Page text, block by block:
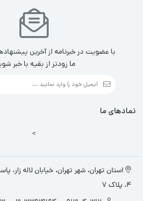
با عضویت در خبرنامه از آخرین
ما زودتر از بقیه با خبر
نمادهای ما
>
استان تهران، شهر تهران، خیابان لاله زار،
4، پلاک 7